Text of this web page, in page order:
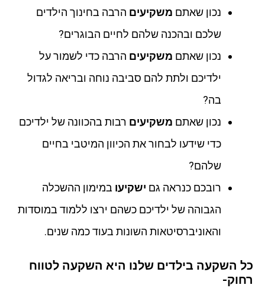
נכון שאתם משקיעים הרבה בחינוך הילדים
שלכם ובהכנה שלהם לחיים הבוגרים?
נכון שאתם משקיעים הרבה כדי לשמור על
ילדיכם ולתת להם סביבה נוחה ובריאה לגדול
בה?
נכון שאתם משקיעים רבות בהכוונה של ילדיכם
כדי שידעו לבחור את הכיוון המיטבי בחיים
שלהם?
רובכם כנראה גם ישקיעו במימון ההשכלה
הגבוהה של ילדיכם כשהם ירצו ללמוד במוסדות
והאוניברסיטאות השונות בעוד כמה שנים.
כל השקעה בילדים שלנו היא השקעה לטווח
רחוק-